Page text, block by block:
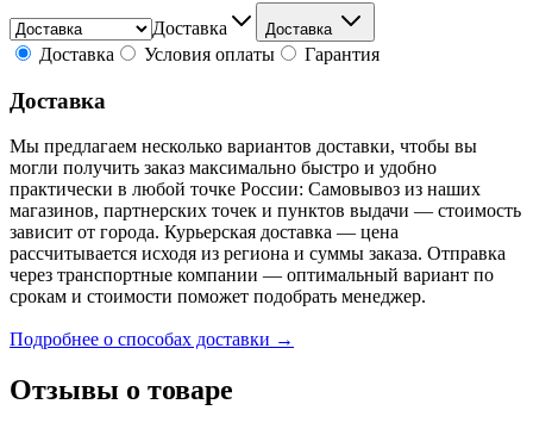
Доставка Доставка
Доставка Условия оплаты Гарантия
Доставка
Мы предлагаем несколько вариантов доставки, чтобы вы
могли получить заказ максимально быстро и удобно
практически в любой точке России: Самовывоз из наших
магазинов, партнерских точек и пунктов выдачи — стоимость
зависит от города. Курьерская доставка — цена
рассчитывается исходя из региона и суммы заказа. Отправка
через транспортные компании — оптимальный вариант по
срокам и стоимости поможет подобрать менеджер.
Подробнее о способах доставки →
Отзывы о товаре